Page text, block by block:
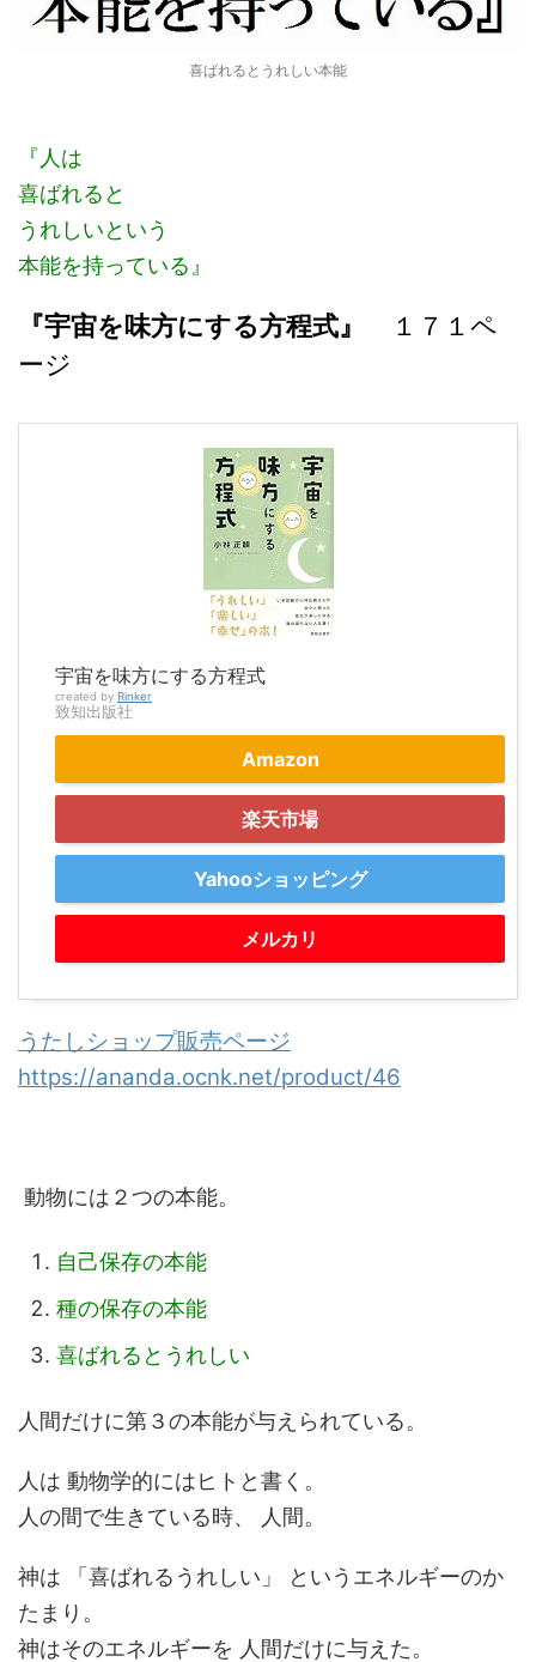
喜ばれるとうれしい本能
『人は
喜ばれると
うれしいという
本能を持っている』
『宇宙を味方にする方程式』
１７１ペ
ージ
宇宙を味方にする方程式
created by Rinker
致知出版社
Amazon
楽天市場
Yahooショッピング
メルカリ
うたしショップ販売ページ
https://ananda.ocnk.net/product/46
動物には２つの本能。
自己保存の本能
種の保存の本能
喜ばれるとうれしい
人間だけに第３の本能が与えられている。
人は 動物学的にはヒトと書く。
人の間で生きている時、 人間。
神は 「喜ばれるうれしい」 というエネルギーのか
たまり。
神はそのエネルギーを 人間だけに与えた。